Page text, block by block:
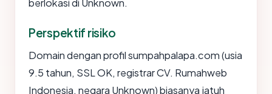
berlokasi di Unknown.
Perspektif risiko
Domain dengan profil sumpahpalapa.com (usia
9.5 tahun, SSL OK, registrar CV. Rumahweb
Indonesia, negara Unknown) biasanya jatuh